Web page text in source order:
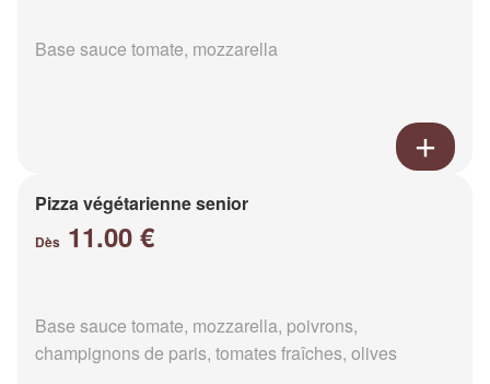
Base sauce tomate, mozzarella
Pizza végétarienne senior
Dès 11.00 €
Base sauce tomate, mozzarella, poivrons,
champignons de paris, tomates fraîches, olives